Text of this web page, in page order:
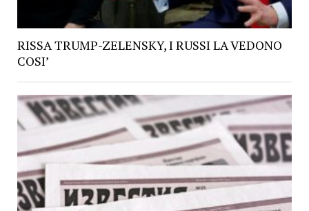
RISSA TRUMP-ZELENSKY, I RUSSI LA VEDONO
COSI’